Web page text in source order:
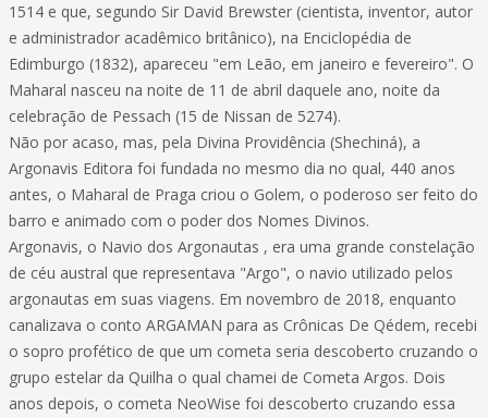
1514 e que, segundo Sir David Brewster (cientista, inventor, autor
e administrador acadêmico britânico), na Enciclopédia de
Edimburgo (1832), apareceu "em Leão, em janeiro e fevereiro". O
Maharal nasceu na noite de 11 de abril daquele ano, noite da
celebração de Pessach (15 de Nissan de 5274).
Não por acaso, mas, pela Divina Providência (Shechiná), a
Argonavis Editora foi fundada no mesmo dia no qual, 440 anos
antes, o Maharal de Praga criou o Golem, o poderoso ser feito do
barro e animado com o poder dos Nomes Divinos.
Argonavis, o Navio dos Argonautas , era uma grande constelação
de céu austral que representava "Argo", o navio utilizado pelos
argonautas em suas viagens. Em novembro de 2018, enquanto
canalizava o conto ARGAMAN para as Crônicas De Qédem, recebi
o sopro profético de que um cometa seria descoberto cruzando o
grupo estelar da Quilha o qual chamei de Cometa Argos. Dois
anos depois, o cometa NeoWise foi descoberto cruzando essa